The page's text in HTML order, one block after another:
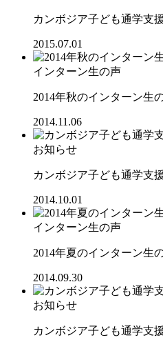
カンボジア子ども通学支
2015.07.01
インターン生の声
2014年秋のインターン生
2014.11.06
お知らせ
カンボジア子ども通学支
2014.10.01
インターン生の声
2014年夏のインターン生
2014.09.30
お知らせ
カンボジア子ども通学支